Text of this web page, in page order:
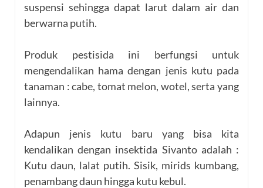
suspensi sehingga dapat larut dalam air dan
berwarna putih.
Produk pestisida ini berfungsi untuk
mengendalikan hama dengan jenis kutu pada
tanaman : cabe, tomat melon, wotel, serta yang
lainnya.
Adapun jenis kutu baru yang bisa kita
kendalikan dengan insektida Sivanto adalah :
Kutu daun, lalat putih. Sisik, mirids kumbang,
penambang daun hingga kutu kebul.